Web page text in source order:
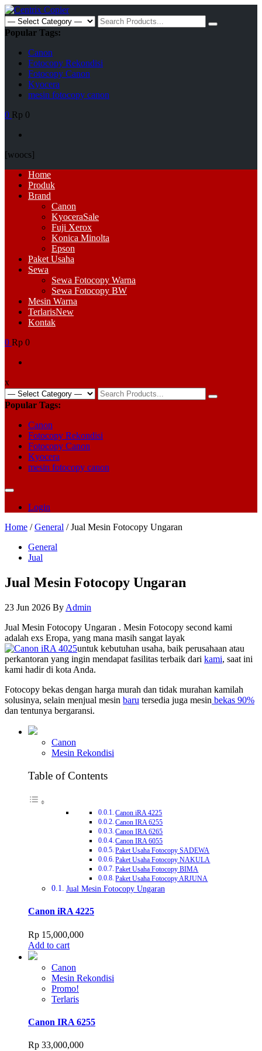
Skip
to
content
Search
for:
Popular Tags:
Canon
Fotocopy Rekondisi
Fotocopy Canon
Kyocera
mesin fotocopy canon
0 Rp 0
[woocs]
Primary
Menu
Home
Produk
Brand
Canon
KyoceraSale
Fuji Xerox
Konica Minolta
Epson
Paket Usaha
Sewa
Sewa Fotocopy Warna
Sewa Fotocopy BW
Mesin Warna
TerlarisNew
Kontak
0 Rp 0
x
Search
for:
Popular Tags:
Canon
Fotocopy Rekondisi
Fotocopy Canon
Kyocera
mesin fotocopy canon
Login
Home /General / Jual Mesin Fotocopy Ungaran
General
Jual
Jual Mesin Fotocopy Ungaran
23 Jun 2026 By Admin
Jual Mesin Fotocopy Ungaran . Mesin Fotocopy second kami
adalah exs Eropa, yang mana masih sangat layak
untuk kebutuhan usaha, baik perusahaan atau
perkantoran yang ingin mendapat fasilitas terbaik dari kami, saat ini
kami hadir di kota Anda.
Fotocopy bekas dengan harga murah dan tidak murahan kamilah
solusinya, selain menjual mesin baru tersedia juga mesin bekas 90%
dan tentunya bergaransi.
Canon
Mesin Rekondisi
Table of Contents
Canon iRA 4225
Canon IRA 6255
Canon IRA 6265
Canon IRA 6055
Paket Usaha Fotocopy SADEWA
Paket Usaha Fotocopy NAKULA
Paket Usaha Fotocopy BIMA
Paket Usaha Fotocopy ARJUNA
Jual Mesin Fotocopy Ungaran
Canon iRA 4225
Rp 15,000,000
Add to cart
Canon
Mesin Rekondisi
Promo!
Terlaris
Canon IRA 6255
Rp 33,000,000